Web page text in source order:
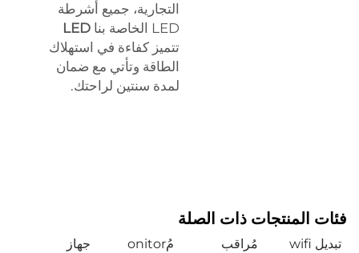
التجارية، جميع أشرطة
LED الخاصة بنا
LED
تتميز كفاءة في استهلاك
الطاقة وتأتي مع ضمان
لمدة سنتين لراحتك.
فئات المنتجات ذات الصلة
تبديل wifi
مُراقب
مُonitor
جهاز